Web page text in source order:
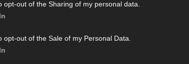
opt-out of the Sharing of my personal data.
opt-out of the Sale of my Personal Data.